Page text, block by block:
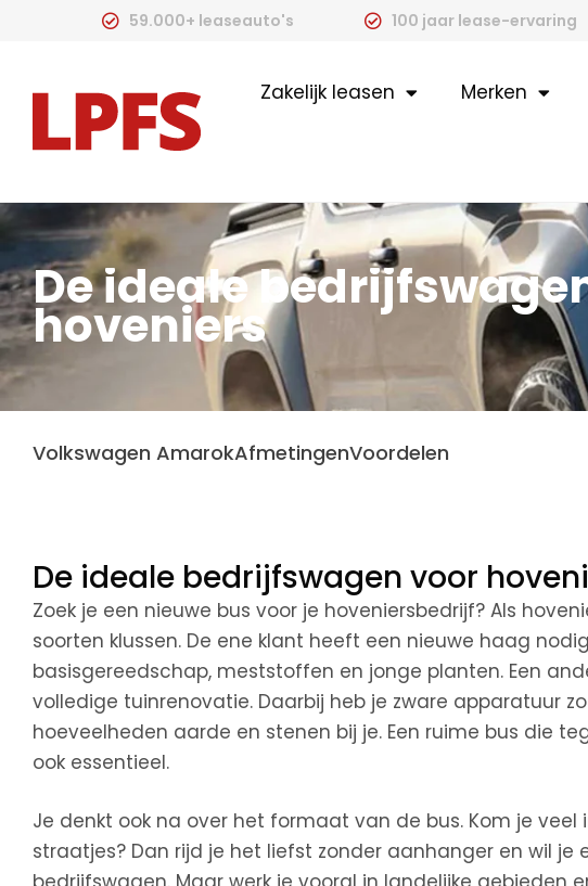
59.000+ leaseauto's 100 jaar lease-ervaring
Zakelijk leasen Merken
De ideale
hoveniers
Volkswagen AmarokAfmetingenVoordelen
De ideale bedrijfswagen voor
Zoek je een nieuwe bus voor je hoveniersbedrijf? Als
soorten klussen. De ene klant heeft een nieuwe haag
basisgereedschap, meststoffen en jonge planten. Een
volledige tuinrenovatie. Daarbij heb je zware apparatuur
hoeveelheden aarde en stenen bij je. Een ruime bus die
ook essentieel.
Je denkt ook na over het formaat van de bus. Kom je
straatjes? Dan rijd je het liefst zonder aanhanger en wil